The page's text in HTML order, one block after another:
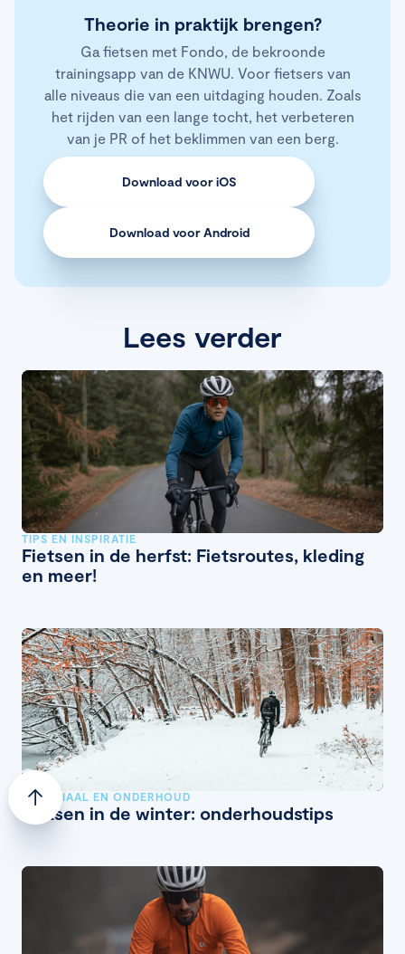
Theorie in praktijk brengen?
Ga fietsen met Fondo, de bekroonde
trainingsapp van de KNWU. Voor fietsers van
alle niveaus die van een uitdaging houden. Zoals
het rijden van een lange tocht, het verbeteren
van je PR of het beklimmen van een berg.
Download voor iOS
Download voor Android
Lees verder
TIPS EN INSPIRATIE
Fietsen in de herfst: Fietsroutes, kleding
en meer!
MATERIAAL EN ONDERHOUD
Fietsen in de winter: onderhoudstips